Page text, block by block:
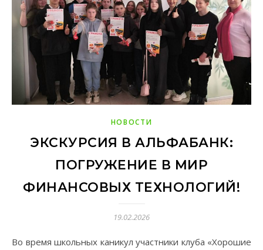
НОВОСТИ
ЭКСКУРСИЯ В АЛЬФАБАНК:
ПОГРУЖЕНИЕ В МИР
ФИНАНСОВЫХ ТЕХНОЛОГИЙ!
19.02.2026
Во время школьных каникул участники клуба «Хорошие